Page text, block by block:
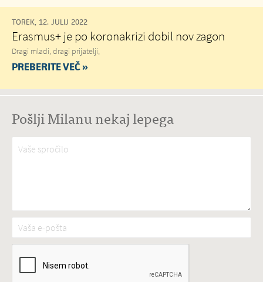
TOREK, 12. JULIJ 2022
Erasmus+ je po koronakrizi dobil nov zagon
Dragi mladi, dragi prijatelji,
PREBERITE VEČ »
Pošlji Milanu nekaj lepega
Vaše spročilo*
Vaša e-pošta*